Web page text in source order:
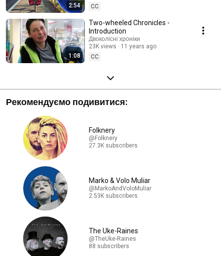
2:54
CC
1:08
Two-wheeled Chronicles -
Introduction
Двоколісні хроніки
23K views
11 years ago
CC
Рекомендуємо подивитися:
Folknery
@Folknery
27.3K subscribers
Marko & Volo Muliar
@MarkoAndVoloMuliar
2.53K subscribers
The Uke-Raines
@TheUke-Raines
88 subscribers